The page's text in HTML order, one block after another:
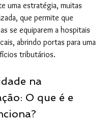
uma estratégia, muitas
que permite que
se equiparem a hospitais
abrindo portas para uma
tributários.
na
O que é e